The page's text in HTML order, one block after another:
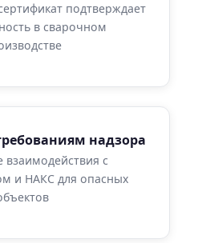
подтверждает
в сварочном
надзора
с
и НАКС для опасных